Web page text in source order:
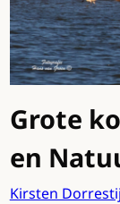
Grote
en
Kirsten